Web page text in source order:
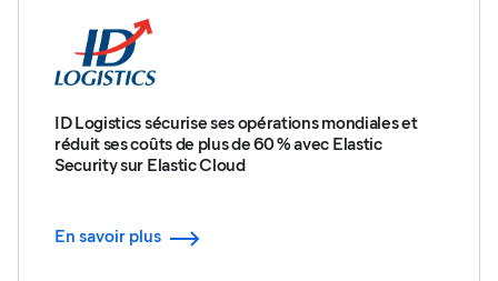
ID Logistics sécurise ses opérations mondiales et
réduit ses coûts de plus de 60 % avec Elastic
Security sur Elastic Cloud
En savoir plus